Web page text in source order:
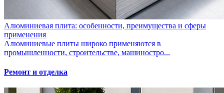
Алюминиевая плита: особенности, преимущества и сферы
применения
Алюминиевые плиты широко применяются в
промышленности, строительстве, машиностро...
Ремонт и отделка